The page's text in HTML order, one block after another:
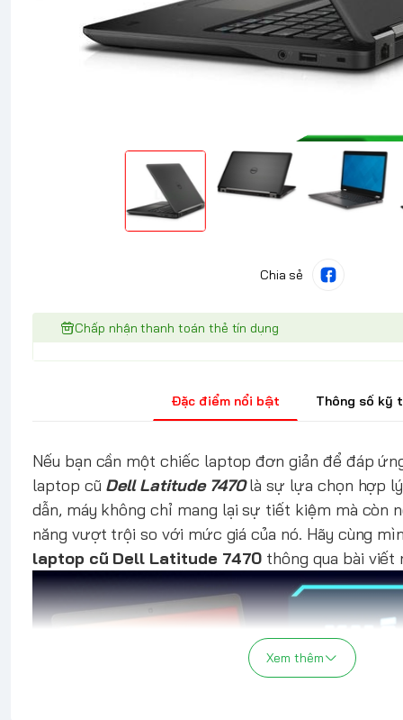
Chia sẻ
Chấp nhận thanh toán thẻ tín dụng
Đặc điểm nổi bật Thông số kỹ
Nếu bạn cần một chiếc laptop đơn giản để đáp
laptop cũ Dell Latitude 7470là sự lựa chọn hợp
dẫn, máy không chỉ mang lại sự tiết kiệm mà còn
năng vượt trội so với mức giá của nó. Hãy cùng
laptop cũ Dell Latitude 7470 thông qua bài viết
Xem thêm